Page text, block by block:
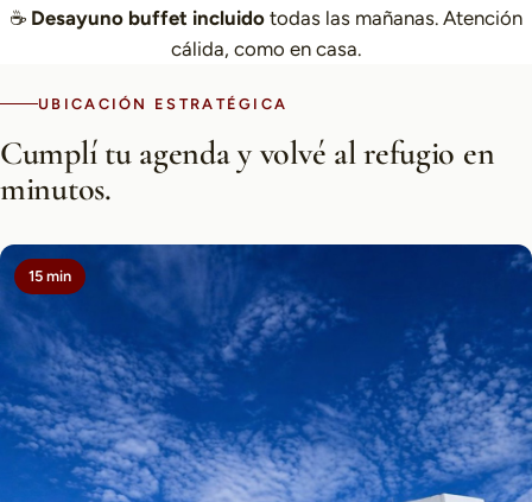
☕ Desayuno buffet incluido todas las mañanas. Atención
cálida, como en casa.
UBICACIÓN ESTRATÉGICA
Cumplí tu agenda y volvé al refugio en
minutos.
15 min